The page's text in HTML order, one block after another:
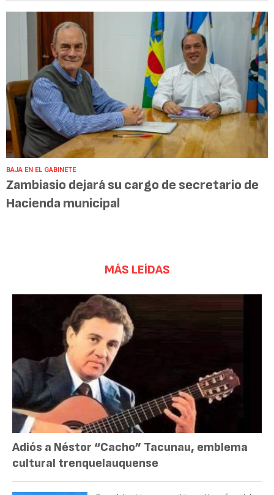
BAJA EN EL GABINETE
Zambiasio dejará su cargo de secretario de
Hacienda municipal
MÁS LEÍDAS
Adiós a Néstor “Cacho” Tacunau, emblema
cultural trenquelauquense